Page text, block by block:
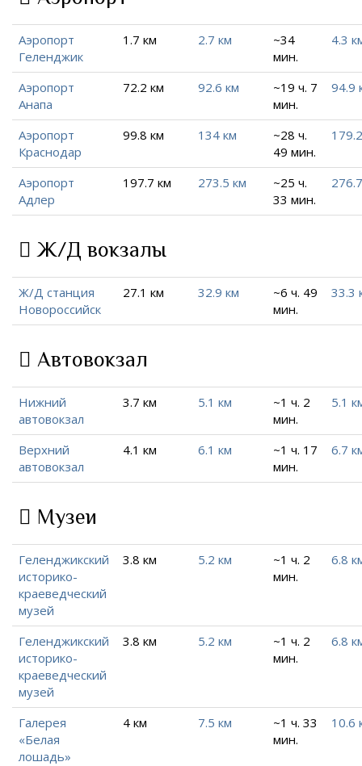
Аэропорт
Геленджик
1.7 км 2.7 км
~34
мин.
4.3
Аэропорт
Анапа
72.2 км 92.6 км
~19 ч. 7
мин.
94.9
Аэропорт
Краснодар
99.8 км 134 км
~28 ч.
49 мин.
Аэропорт
Адлер
197.7 км 273.5 км
~25 ч.
33 мин.
Ж/Д вокзалы
Ж/Д станция
Новороссийск
27.1 км 32.9 км
~6 ч. 49
мин.
33.3
Автовокзал
Нижний
автовокзал
3.7 км 5.1 км
~1 ч. 2
мин.
5.1
Верхний
автовокзал
4.1 км 6.1 км
~1 ч. 17
мин.
6.7
Музеи
Геленджикский
историко-
краеведческий
музей
3.8 км 5.2 км
~1 ч. 2
мин.
6.8
Геленджикский
историко-
краеведческий
музей
3.8 км 5.2 км
~1 ч. 2
мин.
6.8
Галерея
«Белая
лошадь»
4 км 7.5 км
~1 ч. 33
мин.
10.6